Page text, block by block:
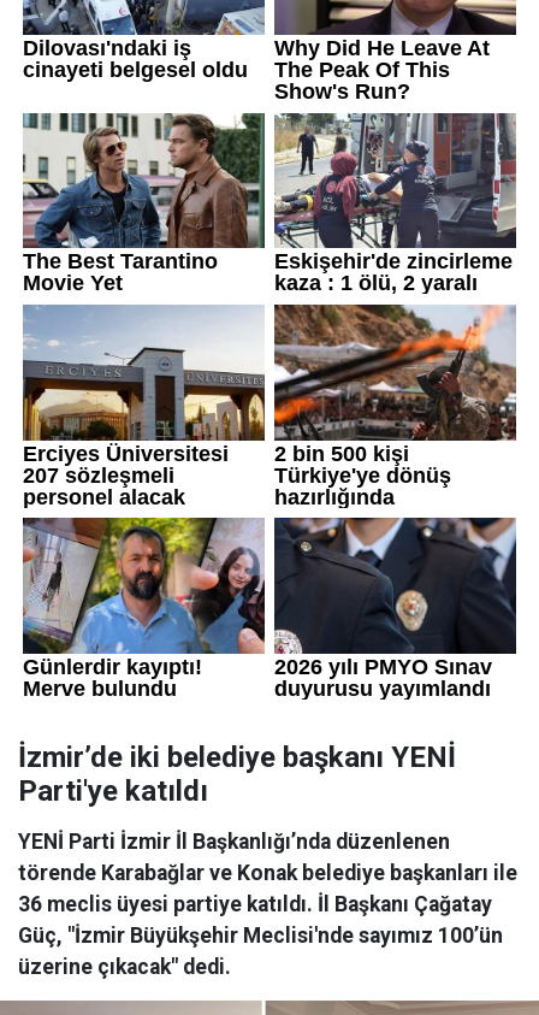
İzmir’de iki belediye başkanı YENİ
Parti'ye katıldı
YENİ Parti İzmir İl Başkanlığı’nda düzenlenen
törende Karabağlar ve Konak belediye başkanları ile
36 meclis üyesi partiye katıldı. İl Başkanı Çağatay
Güç, "İzmir Büyükşehir Meclisi'nde sayımız 100’ün
üzerine çıkacak" dedi.